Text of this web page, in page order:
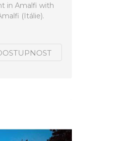
in Amalfi with
(Itálie).